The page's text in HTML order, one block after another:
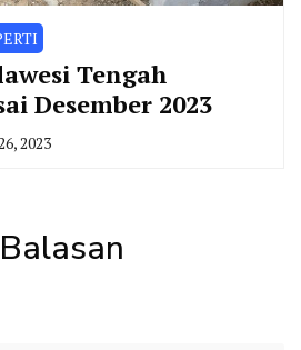
Tengah
Desember 2023
2023